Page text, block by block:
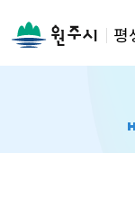
평